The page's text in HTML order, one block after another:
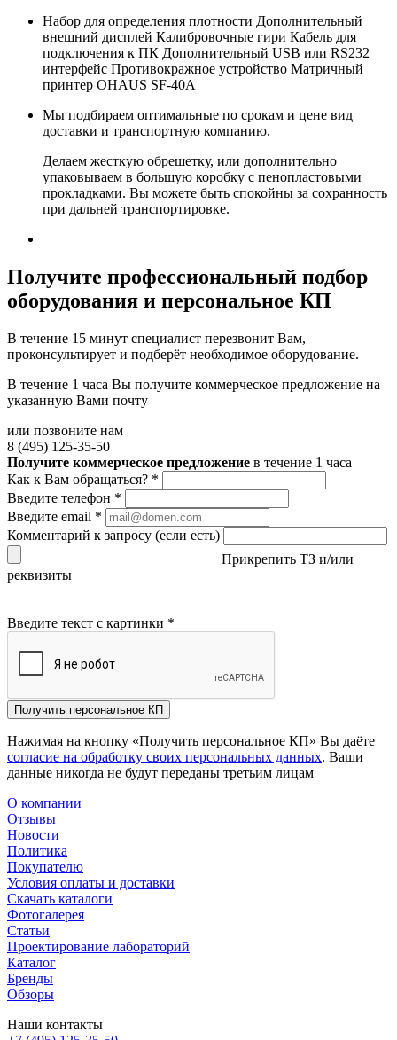
Набор для определения плотности Дополнительный
внешний дисплей Калибровочные гири Кабель для
подключения к ПК Дополнительный USB или RS232
интерфейс Противокражное устройство Матричный
принтер OHAUS SF-40A
Мы подбираем оптимальные по срокам и цене вид
доставки и транспортную компанию.
Делаем жесткую обрешетку, или дополнительно
упаковываем в большую коробку с пенопластовыми
прокладками. Вы можете быть спокойны за сохранность
при дальней транспортировке.
Получите профессиональный подбор
оборудования и персональное КП
В течение 15 минут специалист перезвонит Вам,
проконсультирует и подберёт необходимое оборудование.
В течение 1 часа Вы получите коммерческое предложение на
указанную Вами почту
или позвоните нам
8 (495) 125-35-50
Получите коммерческое предложение в течение 1 часа
Как к Вам обращаться? *
Введите телефон *
Введите email *
Комментарий к запросу (если есть)
Прикрепить ТЗ и/или
реквизиты
Введите текст с картинки *
Получить персональное КП
Нажимая на кнопку «Получить персональное КП» Вы даёте
согласие на обработку своих персональных данных. Ваши
данные никогда не будут переданы третьим лицам
О компании
Отзывы
Новости
Политика
Покупателю
Условия оплаты и доставки
Скачать каталоги
Фотогалерея
Статьи
Проектирование лабораторий
Каталог
Бренды
Обзоры
Наши контакты